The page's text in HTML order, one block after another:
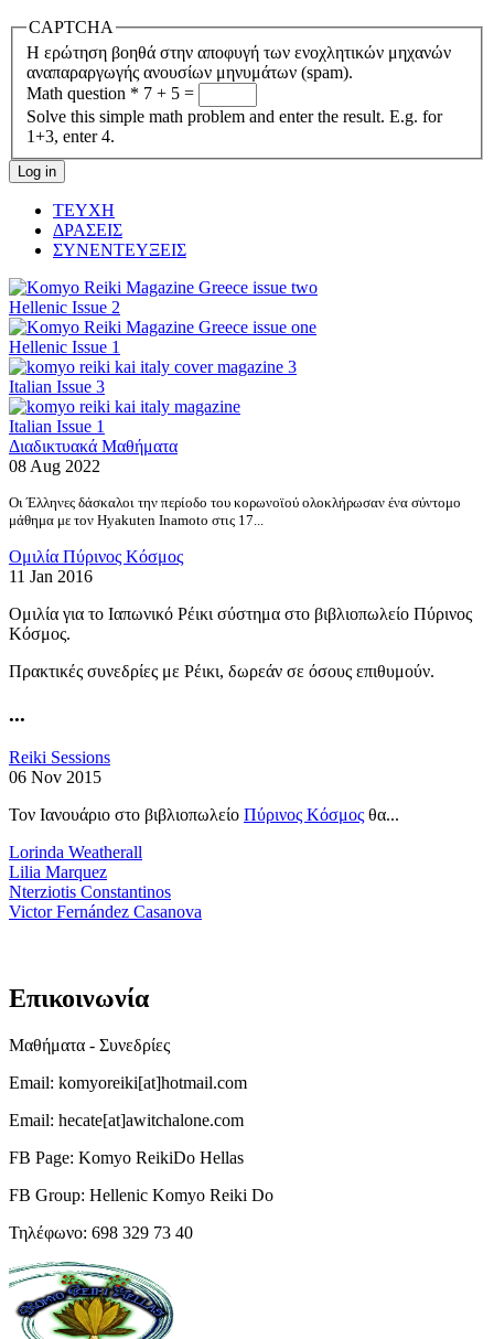
CAPTCHA
Η ερώτηση βοηθά στην αποφυγή των ενοχλητικών μηχανών
αναπαραργωγής ανουσίων μηνυμάτων (spam).
Math question * 7 + 5 =
Solve this simple math problem and enter the result. E.g. for
1+3, enter 4.
ΤΕΥΧΗ
ΔΡΑΣΕΙΣ
ΣΥΝΕΝΤΕΥΞΕΙΣ
Hellenic Issue 2
Hellenic Issue 1
Italian Issue 3
Italian Issue 1
Διαδικτυακά Μαθήματα
08 Aug 2022
Οι Έλληνες δάσκαλοι την περίοδο του κορωνοϊού ολοκλήρωσαν ένα σύντομο
μάθημα με τον Hyakuten Inamoto στις 17...
Ομιλία Πύρινος Κόσμος
11 Jan 2016
Ομιλία για το Ιαπωνικό Ρέικι σύστημα στο βιβλιοπωλείο Πύρινος
Κόσμος.
Πρακτικές συνεδρίες με Ρέικι, δωρεάν σε όσους επιθυμούν.
...
Reiki Sessions
06 Nov 2015
Τον Ιανουάριο στο βιβλιοπωλείο Πύρινος Κόσμος θα...
Lorinda Weatherall
Lilia Marquez
Nterziotis Constantinos
Victor Fernández Casanova
Επικοινωνία
Μαθήματα - Συνεδρίες
Email: komyoreiki[at]hotmail.com
Email: hecate[at]awitchalone.com
FB Page: Komyo ReikiDo Hellas
FB Group: Hellenic Komyo Reiki Do
Τηλέφωνο: 698 329 73 40